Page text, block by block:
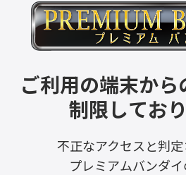
ご利用の端末から
制限しており
不正なアクセスと判定
プレミアムバンダ